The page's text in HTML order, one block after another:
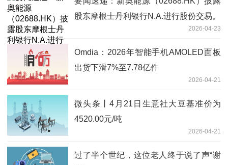
股东摩根士丹利银行N.A.进行股份交易。
2026-04-23
Omdia：2026年智能手机AMOLED面板
出货下滑7%至7.78亿件
2026-04-21
微头条丨4月21日生意社大豆基准价为
4520.00元/吨
2026-04-21
过了半个世纪，这位老人终于说了声“谢